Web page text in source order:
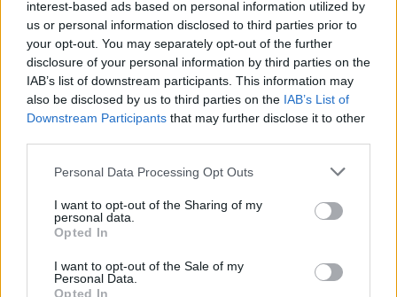
interest-based ads based on personal information utilized by
us or personal information disclosed to third parties prior to
your opt-out. You may separately opt-out of the further
disclosure of your personal information by third parties on the
IAB’s list of downstream participants. This information may
also be disclosed by us to third parties on the IAB’s List of
Downstream Participants that may further disclose it to other
Personal Data Processing Opt Outs
I want to opt-out of the Sharing of my
personal data.
Opted In
I want to opt-out of the Sale of my
Personal Data.
Opted In
képzés
képernyőidő csökkentése
online kurzus
képernyőidő